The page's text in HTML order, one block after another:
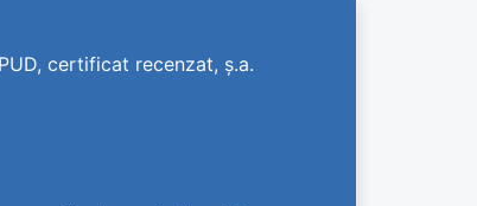
certificat recenzat, ș.a.